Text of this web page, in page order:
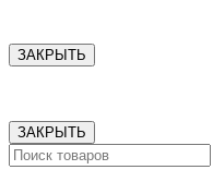
ЗАКРЫТЬ
ЗАКРЫТЬ